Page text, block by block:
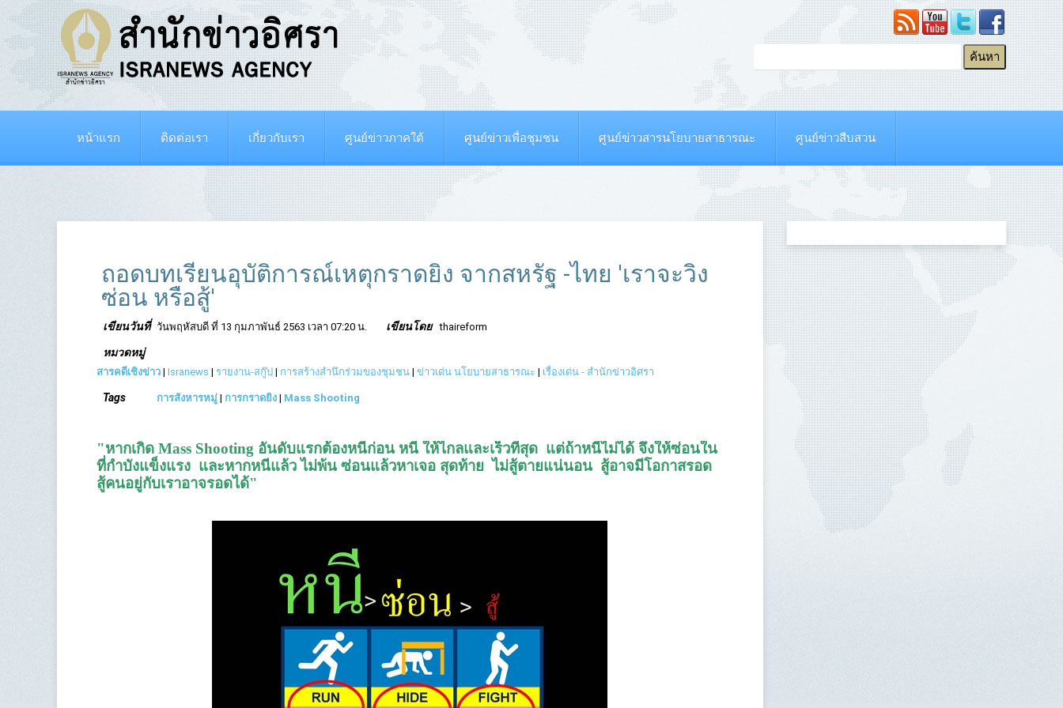
หน้าแรก ติดต่อเรา เกี่ยวกับเรา ศูนย์ข่าวภาคใต้ ศูนย์ข่าวเพื่อชุมชน ศูนย์ข่าวสารนโยบายสาธารณะ ศูนย์ข่าวสืบสวน
ถอดบทเรียนอุบัติการณ์เหตุกราดยิง จากสหรัฐ -ไทย 'เราจะวิ่ง
ซ่อน หรือสู้'
เขียนวันที่ วันพฤหัสบดี ที่ 13 กุมภาพันธ์ 2563 เวลา 07:20 น. เขียนโดย thaireform
หมวดหมู่
สารคดีเชิงข่าว | Isranews | รายงาน-สกู๊ป | การสร้างสำนึกร่วมของชุมชน | ข่าวเด่น นโยบายสาธารณะ | เรื่องเด่น - สำนักข่าวอิศรา
Tags การสังหารหมู่ | การกราดยิง | Mass Shooting
"หากเกิด Mass Shooting อันดับแรกต้องหนีก่อน หนี ให้ไกลและเร็วที่สุด แต่ถ้าหนีไม่ได้ จึงให้ซ่อนใน
ที่กำบังแข็งแรง และหากหนีแล้ว ไม่พ้น ซ่อนแล้วหาเจอ สุดท้าย ไม่สู้ตายแน่นอน สู้อาจมีโอกาสรอด
สู้คนอยู่กับเราอาจรอดได้"